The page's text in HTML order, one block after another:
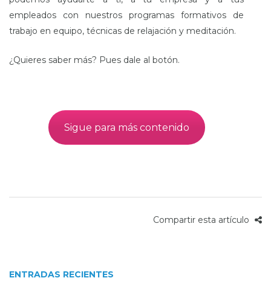
empleados con nuestros programas formativos de
trabajo en equipo, técnicas de relajación y meditación.
¿Quieres saber más? Pues dale al botón.
Sigue para más contenido
Compartir esta artículo
ENTRADAS RECIENTES